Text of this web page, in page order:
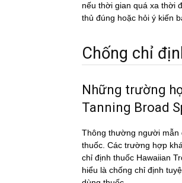
nếu thời gian quá xa thời
thủ đúng hoặc hỏi ý kiến
Chống chỉ
Những trường
Tanning Broad
Thông thường người mẫn
thuốc. Các trường hợp
chỉ định thuốc Hawaiian
hiểu là chống chỉ định